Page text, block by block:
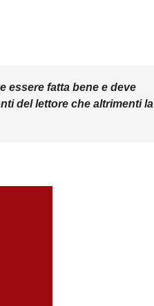
essere fatta bene e deve
del lettore che altrimenti la